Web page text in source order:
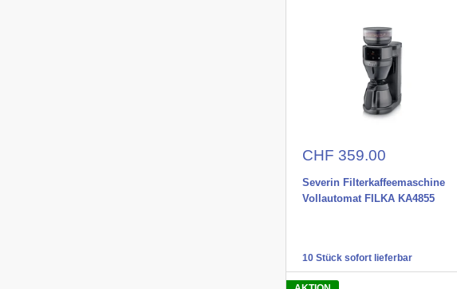
Aktionspreis
CHF 359.00
Severin Filterkaffeemaschine
Vollautomat FILKA KA4855
10 Stück sofort lieferbar